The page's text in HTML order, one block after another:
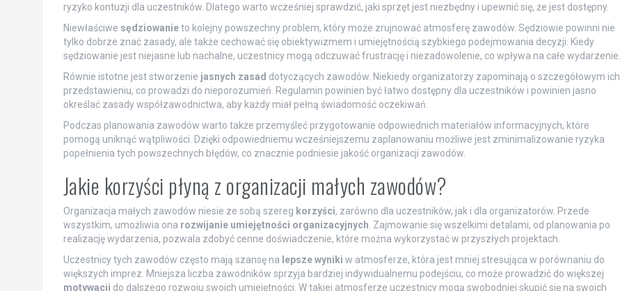
ryzyko kontuzji dla uczestników. Dlatego warto wcześniej sprawdzić, jaki sprzęt jest niezbędny i upewnić się, że jest dostępny.
Niewłaściwe sędziowanieto kolejny powszechny problem, który może zrujnować atmosferę zawodów. Sędziowie powinni nie
tylko dobrze znać zasady, ale także cechować się obiektywizmem i umiejętnością szybkiego podejmowania decyzji. Kiedy
sędziowanie jest niejasne lub nachalne, uczestnicy mogą odczuwać frustrację i niezadowolenie, co wpływa na całe wydarzenie.
Równie istotne jest stworzenie jasnych zasad dotyczących zawodów. Niekiedy organizatorzy zapominają o szczegółowym ich
przedstawieniu, co prowadzi do nieporozumień. Regulamin powinien być łatwo dostępny dla uczestników i powinien jasno
określać zasady współzawodnictwa, aby każdy miał pełną świadomość oczekiwań.
Podczas planowania zawodów warto także przemyśleć przygotowanie odpowiednich materiałów informacyjnych, które
pomogą uniknąć wątpliwości. Dzięki odpowiedniemu wcześniejszemu zaplanowaniu możliwe jest zminimalizowanie ryzyka
popełnienia tych powszechnych błędów, co znacznie podniesie jakość organizacji zawodów.
Jakie korzyści płyną z organizacji małych zawodów?
Organizacja małych zawodów niesie ze sobą szereg korzyści, zarówno dla uczestników, jak i dla organizatorów. Przede
wszystkim, umożliwia ona rozwijanie umiejętności organizacyjnych . Zajmowanie się wszelkimi detalami, od planowania po
realizację wydarzenia, pozwala zdobyć cenne doświadczenie, które można wykorzystać w przyszłych projektach.
Uczestnicy tych zawodów często mają szansę na lepsze wyniki w atmosferze, która jest mniej stresująca w porównaniu do
większych imprez. Mniejsza liczba zawodników sprzyja bardziej indywidualnemu podejściu, co może prowadzić do większej
motywacji do dalszego rozwoju swoich umiejętności. W takiej atmosferze uczestnicy mogą swobodniej skupić się na swoich